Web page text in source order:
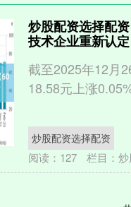
炒股配资选择配
技术企业重新认定
截至2025年12月
18.58元上涨
炒股配资选择配资
阅读： 127 栏目：